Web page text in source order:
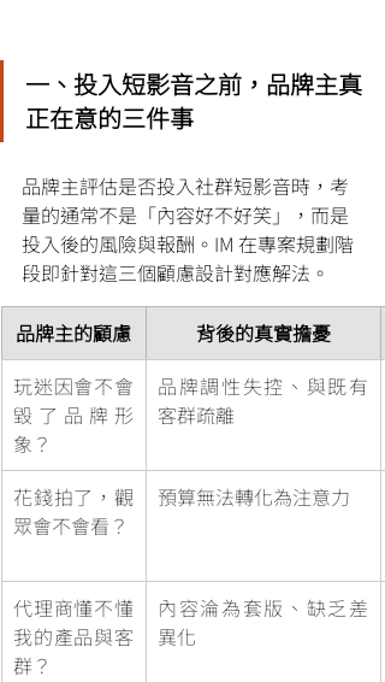
一、投入短影音之前，品牌主真
正在意的三件事
品牌主評估是否投入社群短影音時，考
量的通常不是「內容好不好笑」，而是
投入後的風險與報酬。IM 在專案規劃階
段即針對這三個顧慮設計對應解法。
品牌主的顧慮
背後的真實擔憂
玩迷因會不會
毀了品牌形
象？
品牌調性失控、與既有
客群疏離
花錢拍了，觀
眾會不會看？
預算無法轉化為注意力
代理商懂不懂
我的產品與客
群？
內容淪為套版、缺乏差
異化